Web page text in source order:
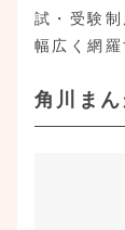
試・受験
幅広く網羅
角川ま